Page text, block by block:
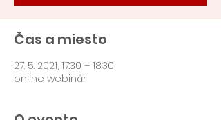
Čas a miesto
27. 5. 2021, 17:30 – 18:30
online webinár